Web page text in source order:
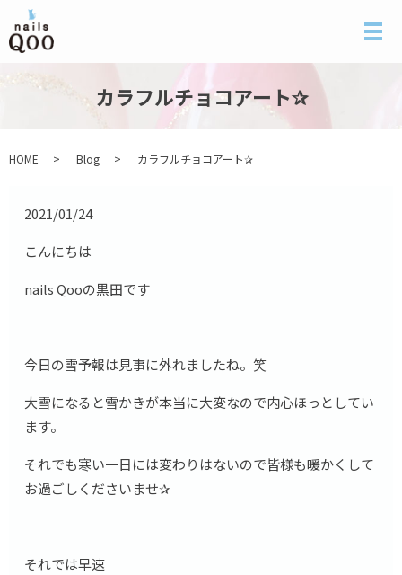
メ
カラフルチョコアート✰
HOME Blog カラフルチョコアート✰
2021/01/24
こんにちは
nails Qooの黒田です
今日の雪予報は見事に外れましたね。笑
大雪になると雪かきが本当に大変なので内心ほっとしてい
ます。
それでも寒い一日には変わりはないので皆様も暖かくして
お過ごしくださいませ✰
それでは早速